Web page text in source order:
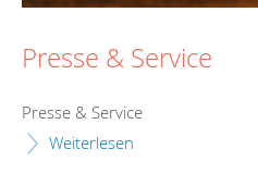
Presse & Service
Presse & Service
Weiterlesen